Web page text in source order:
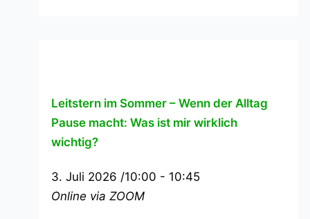
Leitstern im Sommer – Wenn der Alltag
Pause macht: Was ist mir wirklich
wichtig?
3. Juli 2026 /10:00 - 10:45
Online via ZOOM